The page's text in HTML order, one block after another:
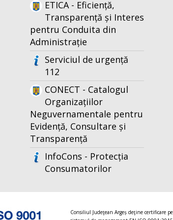
ETICA - Eficiență,
Transparență și Interes
pentru Conduita din
Administrație
Serviciul de urgență
112
CONECT - Catalogul
Organizațiilor
Neguvernamentale pentru
Evidență, Consultare și
Transparență
InfoCons - Protecția
Consumatorilor
Consiliul Judeţean Argeș deţine certificare